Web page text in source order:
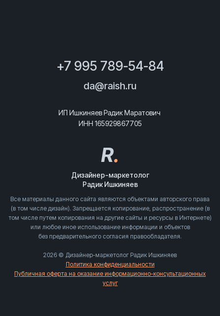
+7 995 789-54-84
da@raish.ru
ИП Ишкиняев Радик Маратович
ИНН 165929867705
R.
Дизайнер-маркетолог
Радик Ишкиняев
Все материалы данного сайта являются объектами авторского права
(в том числе дизайн). Запрещается копирование, распространение (в
том числе путем копирования на другие сайты и ресурсы в Интернете)
или любое иное использование информации и объектов
без предварительного согласия правообладателя.
2026 © Дизайнер-маркетолог Радик Ишкиняев
Политика конфиденциальности
Публичная оферта на оказание информационно-консультационных
услуг